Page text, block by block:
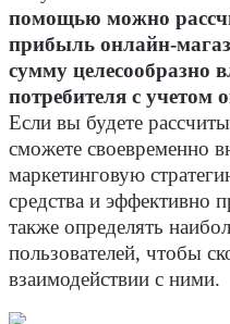
помощью можно
прибыль онлайн-
сумму целесообразно
потребителя с учетом
Если вы будете
сможете своевременно
маркетинговую
средства и эффективно
также определять
пользователей, чтобы
взаимодействии с ними.